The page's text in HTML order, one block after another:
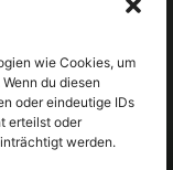
wie Cookies, um
du diesen
oder eindeutige IDs
erteilst oder
werden.